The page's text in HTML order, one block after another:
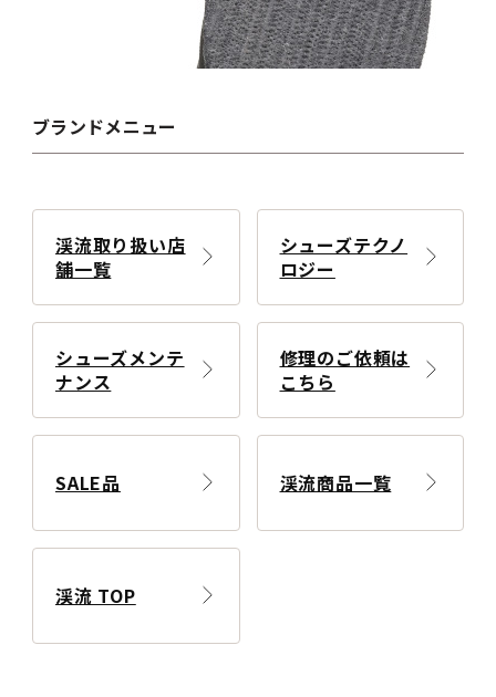
ブランドメニュー
渓流取り扱い店
舗一覧
シューズテクノ
ロジー
シューズメンテ
ナンス
修理のご依頼は
こちら
SALE品 渓流商品一覧
渓流 TOP